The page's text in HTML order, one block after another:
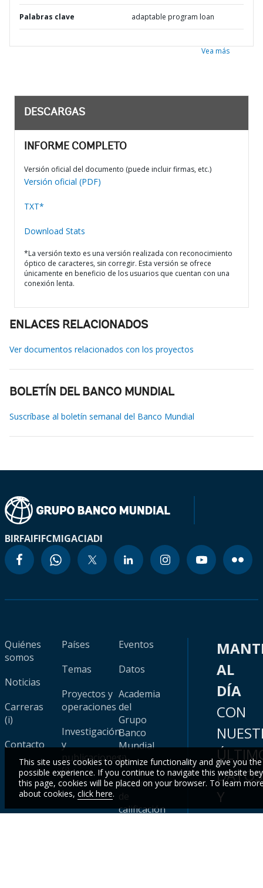
Palabras clave adaptable program loan
Vea más
DESCARGAS
INFORME COMPLETO
Versión oficial del documento (puede incluir firmas, etc.)
Versión oficial (PDF)
TXT*
Download Stats
*La versión texto es una versión realizada con reconocimiento
óptico de caracteres, sin corregir. Esta versión se ofrece
únicamente en beneficio de los usuarios que cuentan con una
conexión lenta.
ENLACES RELACIONADOS
Ver documentos relacionados con los proyectos
BOLETÍN DEL BANCO MUNDIAL
Suscríbase al boletín semanal del Banco Mundial
BIRFAIFIFCMIGACIADI
Quiénes
somos
Noticias
Carreras
(i)
Contacto
Países
Temas
Proyectos y
operaciones
Investigación
y
publicaciones
(i)
Eventos
Datos
Academia
del
Grupo
Banco
Mundial
(i)
Sistema
de
calificación
AL
DÍA
CON
DATOS
Y
This site uses cookies to optimize functionality and give you
possible experience. If you continue to navigate this website
this page, cookies will be placed on your browser. To learn
about cookies, click here.